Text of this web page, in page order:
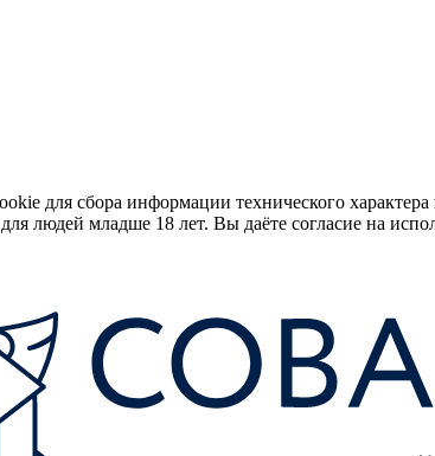
для сбора информации технического
людей младше 18 лет. Вы даёте согласие на